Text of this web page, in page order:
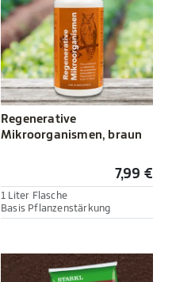
Regenerative
Mikroorganismen, braun
7,99 €
1 Liter Flasche
Basis Pflanzenstärkung